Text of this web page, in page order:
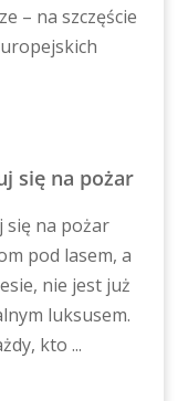
– na szczęście
się na pożar
się na pożar
pod lasem, a
nie jest już
luksusem.
kto ...